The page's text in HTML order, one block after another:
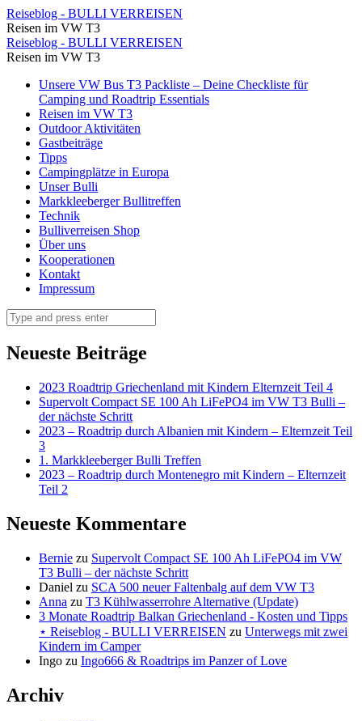
Wir
⋆
Reiseblog
BULLI
VERREISEN
Reiseblog - BULLI VERREISEN
Reisen im VW T3
Wir
⋆
Reiseblog
BULLI
VERREISEN
Reiseblog - BULLI VERREISEN
Reisen im VW T3
Skip
content
Unsere VW Bus T3 Packliste – Deine Checkliste für
Camping und Roadtrip Essentials
Reisen im VW T3
Outdoor Aktivitäten
Gastbeiträge
Tipps
Campingplätze in Europa
Unser Bulli
Markkleeberger Bullitreffen
Technik
Bulliverreisen Shop
Über uns
Kooperationen
Kontakt
Impressum
Search
Neueste Beiträge
2023 Roadtrip Griechenland mit Kindern Elternzeit Teil 4
Supervolt Compact SE 100 Ah LiFePO4 im VW T3 Bulli –
der nächste Schritt
2023 – Roadtrip durch Albanien mit Kindern – Elternzeit Teil
3
1. Markkleeberger Bulli Treffen
2023 – Roadtrip durch Montenegro mit Kindern – Elternzeit
Teil 2
Neueste Kommentare
Bernie zu Supervolt Compact SE 100 Ah LiFePO4 im VW
T3 Bulli – der nächste Schritt
Daniel zu SCA 500 neuer Faltenbalg auf dem VW T3
Anna zu T3 Kühlwasserrohre Alternative (Update)
3 Monate Roadtrip Balkan Griechenland - Kosten und Tipps
⋆ Reiseblog - BULLI VERREISEN zu Unterwegs mit zwei
Kindern im Camper
Ingo zu Ingo666 & Roadtrips im Panzer of Love
Archiv